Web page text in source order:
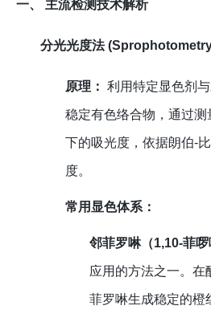
一、 主流检测技术解析
分光光度法
原理： 利用特定显色剂
稳定有色络合物，通过
下的吸光度，依据朗伯-
度。
常用显色体系：
邻菲罗啉（1,10-菲啰
应用的方法之一。在
菲罗啉生成稳定的橙